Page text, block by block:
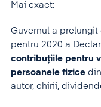
Mai exact:
Guvernul a
pentru 2020 a
contribuțiile pentru
persoanele fizice
autor, chirii,